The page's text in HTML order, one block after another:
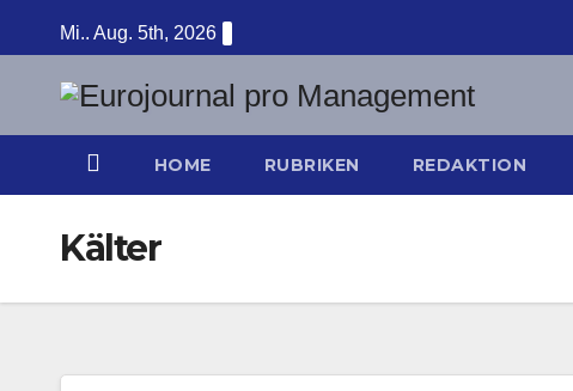
Inhalt
springen
Mi.. Aug. 5th, 2026
HOME RUBRIKEN REDAKTION
Kälter